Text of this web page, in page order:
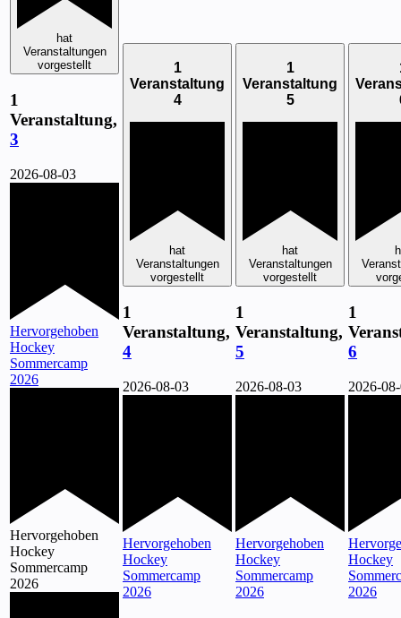
hat
Veranstaltungen
vorgestellt
1
Veranstaltung,
3
2026-08-03
Hervorgehoben
Hockey
Sommercamp
2026
Hervorgehoben
Hockey
Sommercamp
2026
1
Veranstaltung
4
hat
Veranstaltungen
vorgestellt
1
Veranstaltung,
4
2026-08-03
Hervorgehoben
Hockey
Sommercamp
2026
1
Veranstaltung
5
hat
Veranstaltungen
vorgestellt
1
Veranstaltung,
5
2026-08-03
Hervorgehoben
Hockey
Sommercamp
2026
1
6
2026-
Hockey
2026